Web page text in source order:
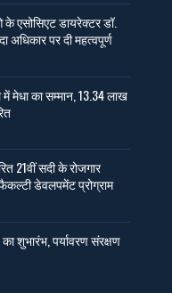
एसोसिएट डायरेक्टर डॉ.
अधिकार पर दी महत्वपूर्ण
मेधा का सम्मान, 13.34 लाख
21वीं सदी के रोजगार
डेवलपमेंट प्रोग्राम
का शुभारंभ, पर्यावरण संरक्षण